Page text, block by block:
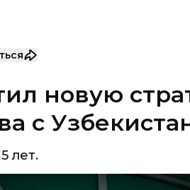
новую
с
лет.